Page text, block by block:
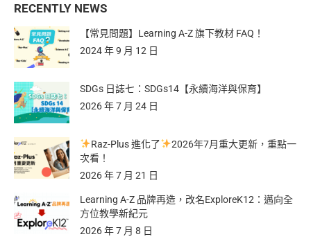
RECENTLY NEWS
【常見問題】Learning A-Z 旗下教材 FAQ！
2024 年 9 月 12 日
SDGs 日誌七：SDGs14【永續海洋與保育】
2026 年 7 月 24 日
Raz-Plus 進化了
2026年7月重大更新，重點一
次看！
2026 年 7 月 21 日
Learning A-Z 品牌再造，改名ExploreK12：邁向全
方位教學新紀元
2026 年 7 月 8 日